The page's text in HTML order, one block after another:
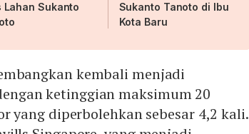
Lahan Sukanto
Sukanto Tanoto di Ibu
Kota Baru
kembali menjadi
ketinggian maksimum 20
yang diperbolehkan sebesar 4,2 kali.